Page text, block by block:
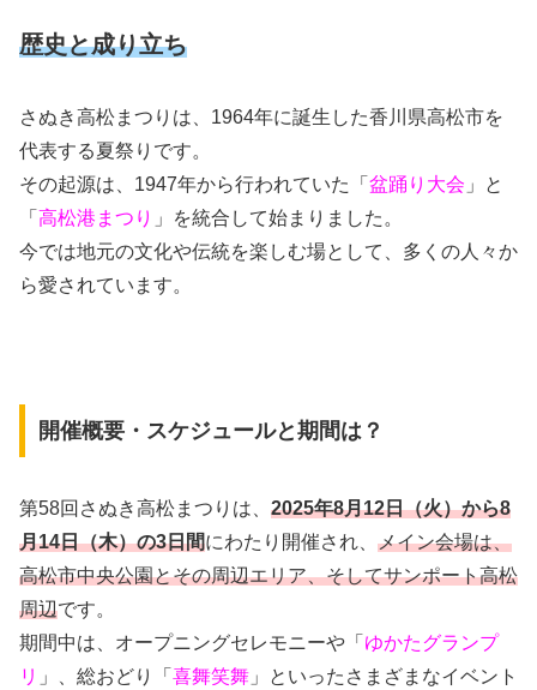
歴史と成り立ち
さぬき高松まつりは、1964年に誕生した香川県高松市を
代表する夏祭りです。
その起源は、1947年から行われていた「 盆踊り大会 」と
「 高松港まつり 」を統合して始まりました。
今では地元の文化や伝統を楽しむ場として、多くの人々か
ら愛されています。
開催概要・スケジュールと期間は？
第58回さぬき高松まつりは、 2025年8月12日（火）から8
月14日（木）の3日間にわたり開催され、 メイン会場は、
高松市中央公園とその周辺エリア、そしてサンポート高松
周辺です。
期間中は、オープニングセレモニーや「 ゆかたグランプ
リ 」、総おどり「 喜舞笑舞 」といったさまざまなイベント